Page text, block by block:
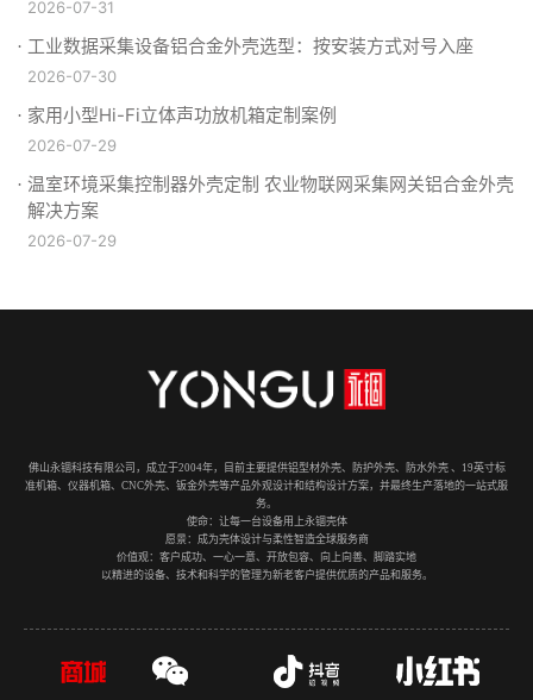
2026-07-31
工业数据采集设备铝合金外壳选型：按安装方式对号入座
2026-07-30
家用小型Hi-Fi立体声功放机箱定制案例
2026-07-29
温室环境采集控制器外壳定制 农业物联网采集网关铝合金外壳
解决方案
2026-07-29
佛山永锢科技有限公司，成立于2004年，目前主要提供铝型材外壳、防护外壳、防水外壳 、19英寸标
准机箱、仪器机箱、CNC外壳、钣金外壳等产品外观设计和结构设计方案，并最终生产落地的一站式服
务。
使命：让每一台设备用上永锢壳体
愿景：成为壳体设计与柔性智造全球服务商
价值观：客户成功、一心一意、开放包容、向上向善、脚踏实地
以精进的设备、技术和科学的管理为新老客户提供优质的产品和服务。